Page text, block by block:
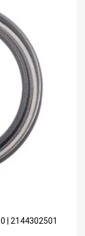
| 2144302501